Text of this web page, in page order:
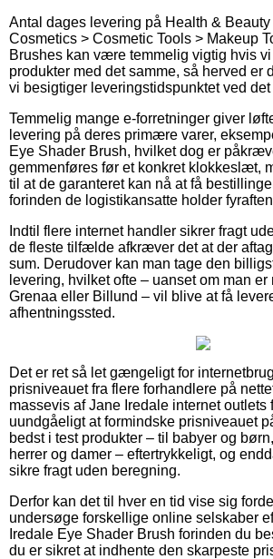
Antal dages levering på Health &
Cosmetics > Cosmetic Tools > Makeup
Brushes kan være temmelig vigtig hvis
produkter med det samme, så herved er
vi besigtiger leveringstidspunktet ved
Temmelig mange e-forretninger giver
levering på deres primære varer,
Eye Shader Brush, hvilket dog er
gemmenføres før et konkret klokkeslæt,
til at de garanteret kan nå at få
forinden de logistikansatte holder
Indtil flere internet handler sikrer fragt
de fleste tilfælde afkræver det at der
sum. Derudover kan man tage den
levering, hvilket ofte – uanset om man
Grenaa eller Billund – vil blive at få
afhentningssted.
Det er ret så let gængeligt for
prisniveauet fra flere forhandlere på
massevis af Jane Iredale internet outlets
uundgåeligt at formindske prisniveauet
bedst i test produkter – til babyer og
herrer og damer – eftertrykkeligt, og
sikre fragt uden beregning.
Derfor kan det til hver en tid vise sig
undersøge forskellige online selskaber
Iredale Eye Shader Brush forinden du
du er sikret at indhente den skarpeste